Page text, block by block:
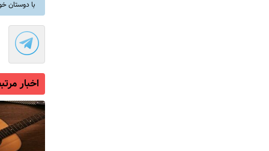
با دوستان
اخبار